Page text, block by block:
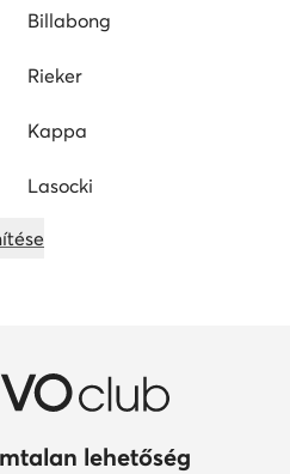
Billabong
Rieker
Kappa
Lasocki
lehetőség